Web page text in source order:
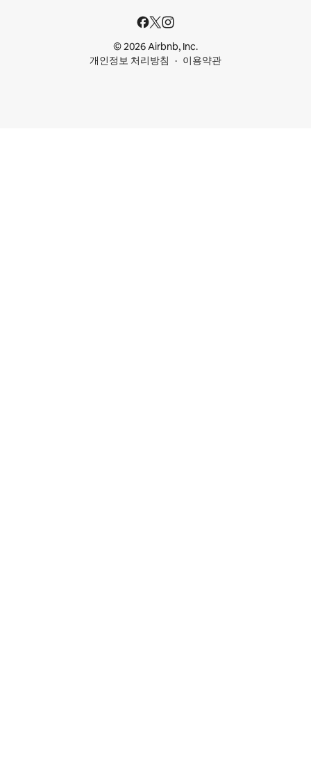
© 2026 Airbnb, Inc.
개인정보 처리방침
이용약관